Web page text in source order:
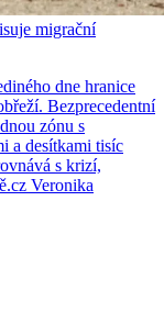
migrační
dne hranice
Bezprecedentní
zónu s
a desítkami tisíc
s krizí,
Veronika